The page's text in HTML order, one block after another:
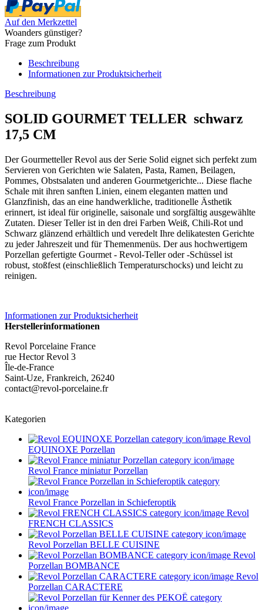
Auf den Merkzettel
Woanders günstiger?
Frage zum Produkt
Beschreibung
Informationen zur Produktsicherheit
Beschreibung
SOLID GOURMET TELLER schwarz
17,5 CM
Der Gourmetteller Revol aus der Serie Solid eignet sich perfekt zum
Servieren von Gerichten wie Salaten, Pasta, Ramen, Beilagen,
Pommes, Obstsalaten und anderen Gourmetgerichte... Diese flache
Schale mit ihren sanften Linien, einem eleganten matten und
Glanzfinish, das an eine handwerkliche, traditionelle Ästhetik
erinnert, ist ideal für originelle, saisonale und sorgfältig ausgewählte
Zutaten. Dieser Teller ist in den drei Farben Weiß, Chili-Rot und
Schwarz glänzend erhältlich und veredelt Ihre delikatesten Gerichte
zu jeder Jahreszeit und für Themenmenüs. Der aus hochwertigem
Porzellan gefertigte Gourmet - Revol-Teller oder -Schüssel ist
robust, stoßfest (einschließlich Temperaturschocks) und leicht zu
reinigen.
Informationen zur Produktsicherheit
Herstellerinformationen
Revol Porcelaine France
rue Hector Revol 3
Île-de-France
Saint-Uze, Frankreich, 26240
contact@revol-porcelaine.fr
Kategorien
Revol
EQUINOXE Porzellan
Revol France miniatur Porzellan
Revol France Porzellan in Schieferoptik
Revol
FRENCH CLASSICS
Revol Porzellan BELLE CUISINE
Revol
Porzellan BOMBANCE
Revol
Porzellan CARACTERE